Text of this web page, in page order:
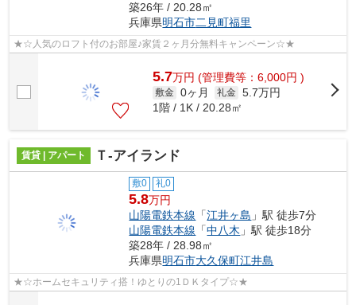
築26年 / 20.28㎡
兵庫県明石市二見町福里
★☆人気のロフト付のお部屋♪家賃２ヶ月分無料キャンペーン☆★
5.7万円 (管理費等：6,000円 )
敷金 0ヶ月 礼金 5.7万円
1階 / 1K / 20.28㎡
賃貸 | アパート Ｔ-アイランド
敷0 礼0
5.8万円
山陽電鉄本線 「江井ヶ島 」駅 徒歩7分
山陽電鉄本線 「中八木 」駅 徒歩18分
築28年 / 28.98㎡
兵庫県明石市大久保町江井島
★☆ホームセキュリティ搭！ゆとりの1ＤＫタイプ☆★